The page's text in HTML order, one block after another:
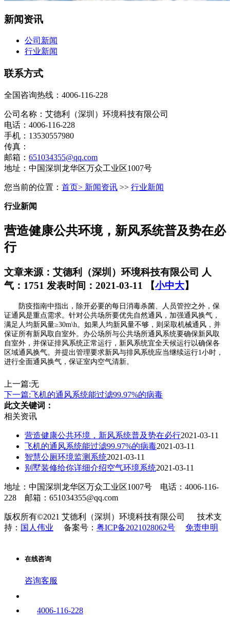
新闻资讯
公司新闻
行业新闻
联系方式
全国咨询热线： 4006-116-228
公司名称：艾德利（深圳）环境科技有限公司
电话：4006-116-228
手机：13530557980
传真：
邮箱： 651034355@qq.com
地址：中国深圳龙华区万众工业区1007号
您当前的位置： 首页> 新闻资讯 >> 行业新闻
行业新闻
营造健康公共环境，新风系统普及势在必
行
文章来源：艾德利（深圳）环境科技有限公司 人
气：1751 发表时间：2021-03-11 【小中大】
防疫指南中指出，除开必要的每日消毒杀菌、人员管控之外，保
证通风是重点需求。针对公共场所要优先自然通风，加强通风换气，
满足人均新风量≥30m\h。如果人均新风量不够，则采取机械通风，并
保证所有新风取自室外。办公场所与公共场所通风系统要确保新风取
自室外，并保证排风系统正常运行，新风系统宜全天候运行以确保各
区域通风换气。并提出管理要求新风与排风系统应当继续运行1小时，
进行全面通风换气，保证室内空气清新。
上一篇:无
下一篇:飞机的通风系统能过滤99.97%的病毒
此文关键词：
相关资讯
营造健康公共环境，新风系统普及势在必行2021-03-11
飞机的通风系统能过滤99.97%的病毒2021-03-11
智慧公厕环境监测系统2021-03-11
别墅装修给你详细介绍空气环境系统2021-03-11
地址：中国深圳龙华区万众工业区1007号
电话：4006-116-
228
邮箱：651034355@qq.com
版权所有©2021 艾德利（深圳）环境科技有限公司
技术支
持： 国人伟业 备案号： 粤ICP备2021028062号 免责申明
在线咨询
咨询客服
4006-116-228